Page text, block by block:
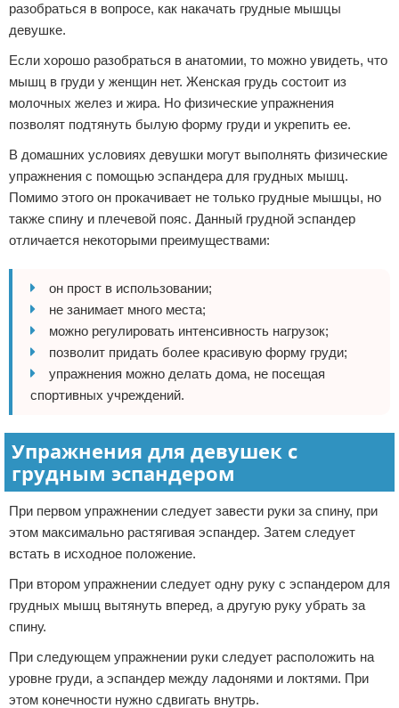
разобраться в вопросе, как накачать грудные мышцы
девушке.
Если хорошо разобраться в анатомии, то можно увидеть, что
мышц в груди у женщин нет. Женская грудь состоит из
молочных желез и жира. Но физические упражнения
позволят подтянуть былую форму груди и укрепить ее.
В домашних условиях девушки могут выполнять физические
упражнения с помощью эспандера для грудных мышц.
Помимо этого он прокачивает не только грудные мышцы, но
также спину и плечевой пояс. Данный грудной эспандер
отличается некоторыми преимуществами:
он прост в использовании;
не занимает много места;
можно регулировать интенсивность нагрузок;
позволит придать более красивую форму груди;
упражнения можно делать дома, не посещая
спортивных учреждений.
Упражнения для девушек с
грудным эспандером
При первом упражнении следует завести руки за спину, при
этом максимально растягивая эспандер. Затем следует
встать в исходное положение.
При втором упражнении следует одну руку с эспандером для
грудных мышц вытянуть вперед, а другую руку убрать за
спину.
При следующем упражнении руки следует расположить на
уровне груди, а эспандер между ладонями и локтями. При
этом конечности нужно сдвигать внутрь.